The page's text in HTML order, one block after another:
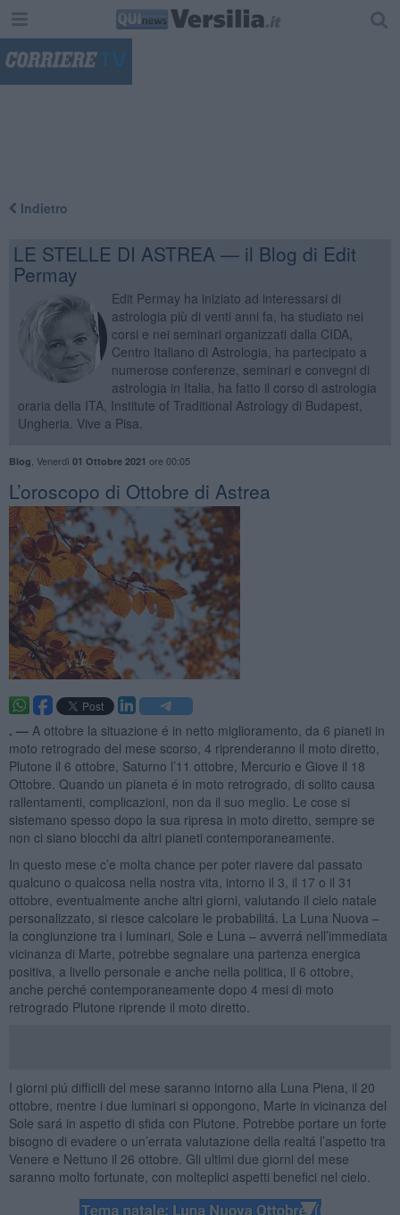
Indietro
LE STELLE DI ASTREA — il Blog di Edit
Permay
Edit Permay ha iniziato ad interessarsi di
astrologia più di venti anni fa, ha studiato nei
corsi e nei seminari organizzati dalla CIDA,
Centro Italiano di Astrologia, ha partecipato a
numerose conferenze, seminari e convegni di
astrologia in Italia, ha fatto il corso di astrologia
oraria della ITA, Institute of Traditional Astrology di Budapest,
Ungheria. Vive a Pisa.
Blog Venerdì 01 Ottobre 2021 ore 00:05
​L’oroscopo di Ottobre di Astrea
. — A ottobre la situazione é in netto miglioramento, da 6 pianeti in
moto retrogrado del mese scorso, 4 riprenderanno il moto diretto,
Plutone il 6 ottobre, Saturno l’11 ottobre, Mercurio e Giove il 18
Ottobre. Quando un pianeta é in moto retrogrado, di solito causa
rallentamenti, complicazioni, non da il suo meglio. Le cose si
sistemano spesso dopo la sua ripresa in moto diretto, sempre se
non ci siano blocchi da altri pianeti contemporaneamente.
In questo mese c’e molta chance per poter riavere dal passato
qualcuno o qualcosa nella nostra vita, intorno il 3, il 17 o il 31
ottobre, eventualmente anche altri giorni, valutando il cielo natale
personalizzato, si riesce calcolare le probabilitá. La Luna Nuova –
la congiunzione tra i luminari, Sole e Luna – avverrá nell’immediata
vicinanza di Marte, potrebbe segnalare una partenza energica
positiva, a livello personale e anche nella politica, il 6 ottobre,
anche perché contemporaneamente dopo 4 mesi di moto
retrogrado Plutone riprende il moto diretto.
I giorni piú difficili del mese saranno intorno alla Luna Piena, il 20
ottobre, mentre i due luminari si oppongono, Marte in vicinanza del
Sole sará in aspetto di sfida con Plutone. Potrebbe portare un forte
bisogno di evadere o un’errata valutazione della realtá l’aspetto tra
Venere e Nettuno il 26 ottobre. Gli ultimi due giorni del mese
saranno molto fortunate, con molteplici aspetti benefici nel cielo.